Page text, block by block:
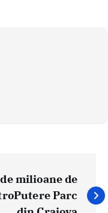
milioane de
Parc